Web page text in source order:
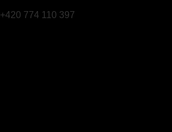
+420 774 110 397